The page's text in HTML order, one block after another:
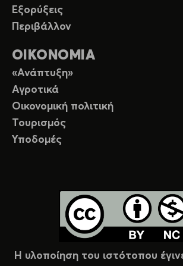
Εξορύξεις
Περιβάλλον
ΟΙΚΟΝΟΜΙΑ
«Ανάπτυξη»
Αγροτικά
Οικονομική πολιτική
Τουρισμός
Υποδομές
Η υλοποίηση του ιστότοπου